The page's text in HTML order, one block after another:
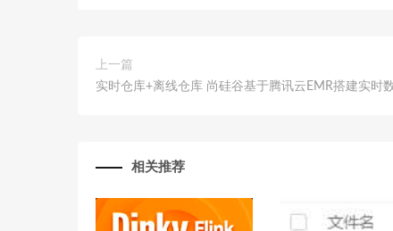
上一篇
实时仓库+离线仓库 尚硅谷基于腾讯云EMR搭建实时
相关推荐